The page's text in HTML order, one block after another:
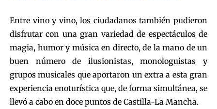
Entre vino y vino, los ciudadanos también pudieron
disfrutar con una gran variedad de espectáculos de
magia, humor y música en directo, de la mano de un
buen número de ilusionistas, monologuistas y
grupos musicales que aportaron un extra a esta gran
experiencia enoturística que, de forma simultánea, se
llevó a cabo en doce puntos de Castilla-La Mancha.